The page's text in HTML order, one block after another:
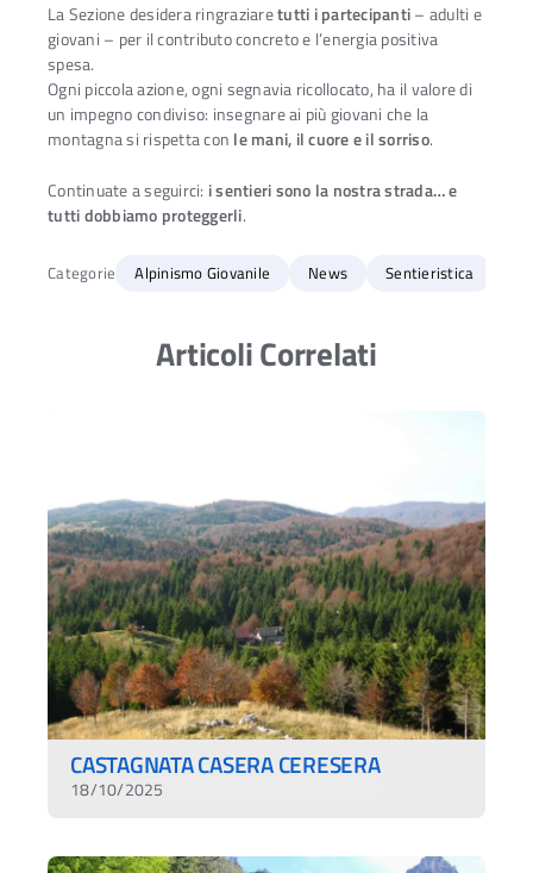
La Sezione desidera ringraziaretutti i partecipanti– adulti e
giovani – per il contributo concreto e l’energia positiva
spesa.
Ogni piccola azione, ogni segnavia ricollocato, ha il valore di
un impegno condiviso: insegnare ai più giovani che la
montagna si rispetta con le mani, il cuore e il sorriso.
Continuate a seguirci: i sentieri sono la nostra strada… e
tutti dobbiamo proteggerli.
Categorie Alpinismo Giovanile News Sentieristica
Articoli Correlati
CASTAGNATA CASERA CERESERA
18/10/2025